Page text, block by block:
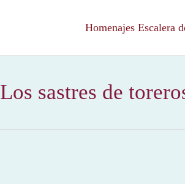
Homenajes Escalera
Los sastres de